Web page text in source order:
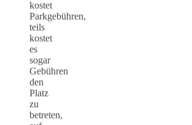
kostet
Parkgebühren,
teils
kostet
es
sogar
Gebühren
den
Platz
zu
betreten,